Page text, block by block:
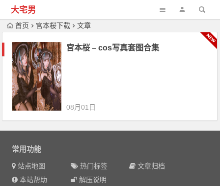
大宅男
首页 宮本桜下载 文章
宮本桜 – cos写真套图合集
08月01日
常用功能
站点地图 热门标签
文章归档
本站帮助
解压说明